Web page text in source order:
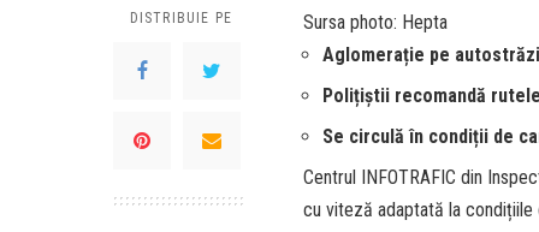
DISTRIBUIE PE
Sursa photo: Hepta
Aglomerație pe
Polițiștii recomandă
Se circulă în condiții de
Centrul INFOTRAFIC din
cu viteză adaptată la